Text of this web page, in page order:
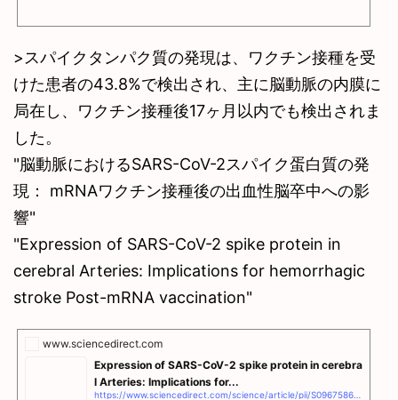
>スパイクタンパク質の発現は、ワクチン接種を受
けた患者の43.8%で検出され、主に脳動脈の内膜に
局在し、ワクチン接種後17ヶ月以内でも検出されま
した。
"脳動脈におけるSARS-CoV-2スパイク蛋白質の発
現： mRNAワクチン接種後の出血性脳卒中への影
響"
"Expression of SARS-CoV-2 spike protein in
cerebral Arteries: Implications for hemorrhagic
stroke Post-mRNA vaccination"
www.sciencedirect.com
Expression of SARS-CoV-2 spike protein in cerebra
l Arteries: Implications for...